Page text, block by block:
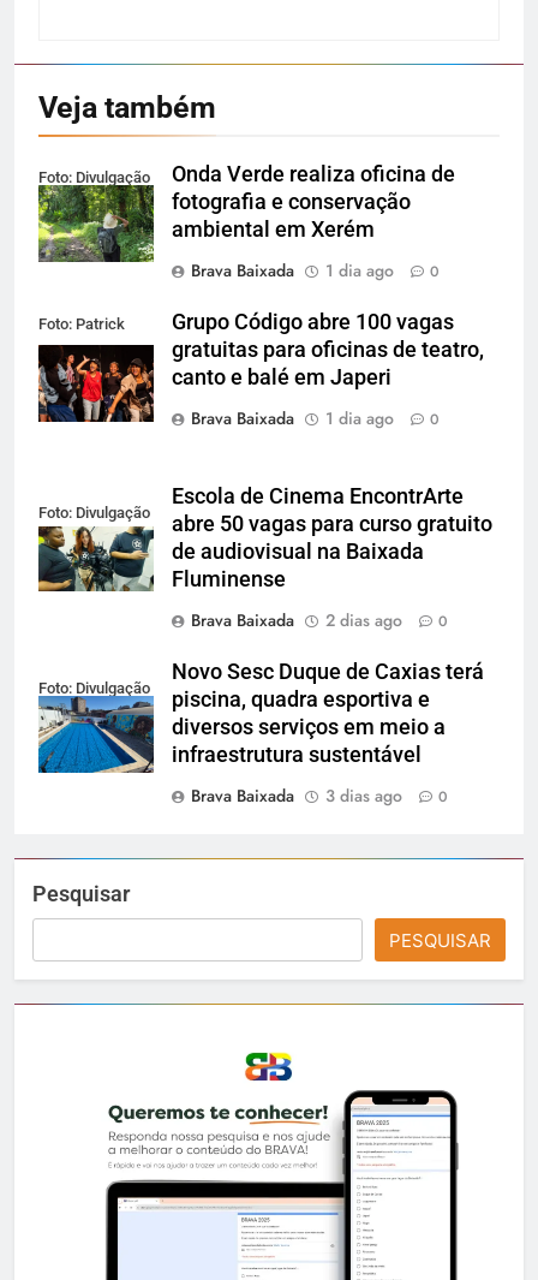
Veja também
Foto: Divulgação
Onda Verde realiza oficina de
fotografia e conservação
ambiental em Xerém
Brava Baixada
1 dia ago 0
Foto: Patrick
Lima
Grupo Código abre 100 vagas
gratuitas para oficinas de teatro,
canto e balé em Japeri
Brava Baixada
1 dia ago 0
Foto: Divulgação
Escola de Cinema EncontrArte
abre 50 vagas para curso gratuito
de audiovisual na Baixada
Fluminense
Brava Baixada
2 dias ago 0
Foto: Divulgação
Novo Sesc Duque de Caxias terá
piscina, quadra esportiva e
diversos serviços em meio a
infraestrutura sustentável
Brava Baixada
3 dias ago 0
Pesquisar
PESQUISAR